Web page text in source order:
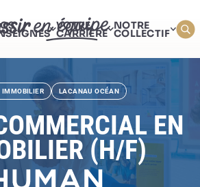
VOTRE
CARRIÈRE
NOTRE
COLLECTIF
IMMOBILIER LACANAU OCÉAN
EN
(H/F)